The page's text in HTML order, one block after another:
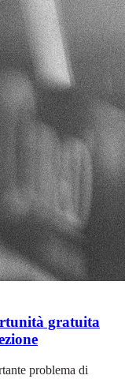
gratuita
problema di